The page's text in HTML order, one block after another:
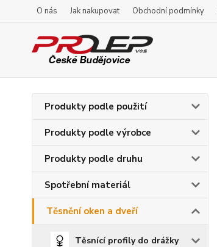
O nás Jak nakupovat Obchodní podmínky
Produkty podle použití
Produkty podle výrobce
Produkty podle druhu
Spotřební materiál
Těsnění oken a dveří
Těsnící profily do drážky